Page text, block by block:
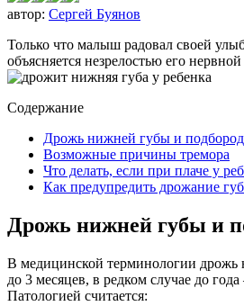
автор: Сергей Буянов
Только что малыш радовал своей
объясняется незрелостью его
Содержание
Дрожь нижней губы и
Возможные причины тремора
Что делать, если при плаче у
Как предупредить дрожание
Дрожь нижней губы и
В медицинской терминологии дрожь
до 3 месяцев, в редком случае до
Патологией считается: